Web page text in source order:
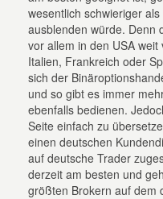
wesentlich schwieriger
ausblenden würde. Denn
vor allem in den USA
Italien, Frankreich oder
sich der
und so gibt es immer
ebenfalls bedienen.
Seite einfach zu
einen deutschen
auf deutsche Trader
derzeit am besten und
größten Brokern auf dem